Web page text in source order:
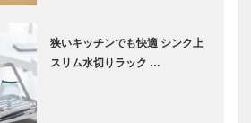
狭いキッチンでも快適 シンク上
スリム水切りラック …